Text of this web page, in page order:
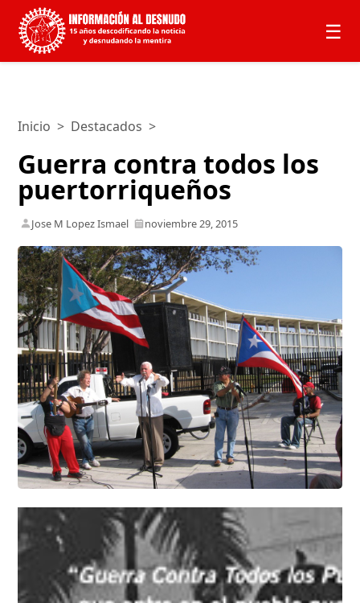
☰
Inicio > Destacados >
Guerra contra todos los
puertorriqueños
Jose M Lopez Ismael noviembre 29, 2015